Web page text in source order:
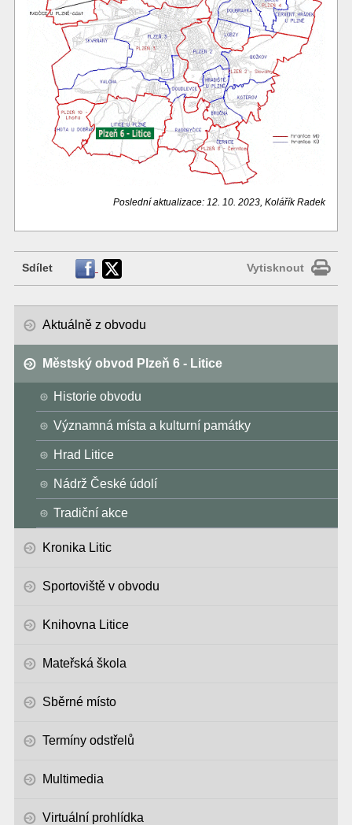
Poslední aktualizace: 12. 10. 2023, Kolářík Radek
Sdílet Vytisknout
Aktuálně z obvodu
Městský obvod Plzeň 6 - Litice
Historie obvodu
Významná místa a kulturní památky
Hrad Litice
Nádrž České údolí
Tradiční akce
Kronika Litic
Sportoviště v obvodu
Knihovna Litice
Mateřská škola
Sběrné místo
Termíny odstřelů
Multimedia
Virtuální prohlídka